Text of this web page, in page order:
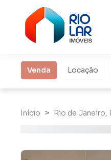
Venda Locação
Início Rio de Janeiro,